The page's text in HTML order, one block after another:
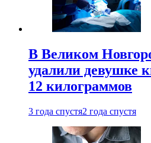
В Великом
удалили девушке
12 килограммов
3 года спустя2 года спустя